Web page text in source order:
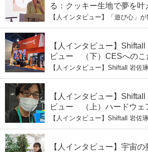
る：クッキー生地で夢を
ひとみ（上） クッキー生
できる」という哲学
【人インタビュー】「遊び心」
【人インタビュー】
ビュー （下）CESへの
る未来
【人インタビュー】Shiftall 岩佐
【人インタビュー】
ビュー （上）ハードウェ
戦 その起業の経緯とは
【人インタビュー】Shiftall 岩佐
【人インタビュー】宇宙